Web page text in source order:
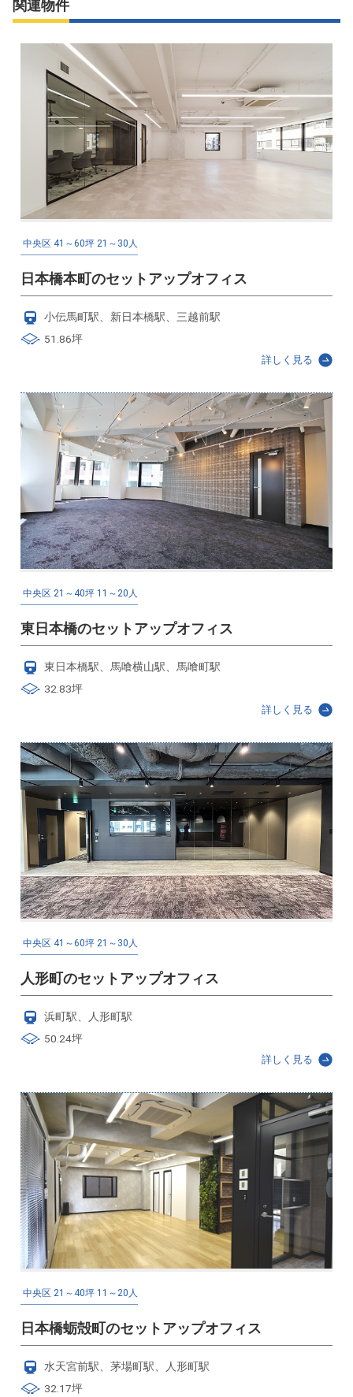
関連物件
中央区 41～60坪 21～30人
日本橋本町のセットアップオフィス
小伝馬町駅、新日本橋駅、三越前駅
51.86坪
詳しく見る
中央区 21～40坪 11～20人
東日本橋のセットアップオフィス
東日本橋駅、馬喰横山駅、馬喰町駅
32.83坪
詳しく見る
中央区 41～60坪 21～30人
人形町のセットアップオフィス
浜町駅、人形町駅
50.24坪
詳しく見る
中央区 21～40坪 11～20人
日本橋蛎殻町のセットアップオフィス
水天宮前駅、茅場町駅、人形町駅
32.17坪